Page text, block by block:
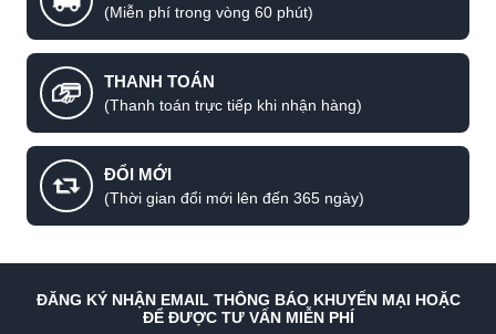
(Miễn phí trong vòng 60 phút)
THANH TOÁN
(Thanh toán trực tiếp khi nhận hàng)
ĐỔI MỚI
(Thời gian đổi mới lên đến 365 ngày)
ĐĂNG KÝ NHẬN EMAIL THÔNG BÁO KHUYẾN MẠI HOẶC
ĐỂ ĐƯỢC TƯ VẤN MIỄN PHÍ